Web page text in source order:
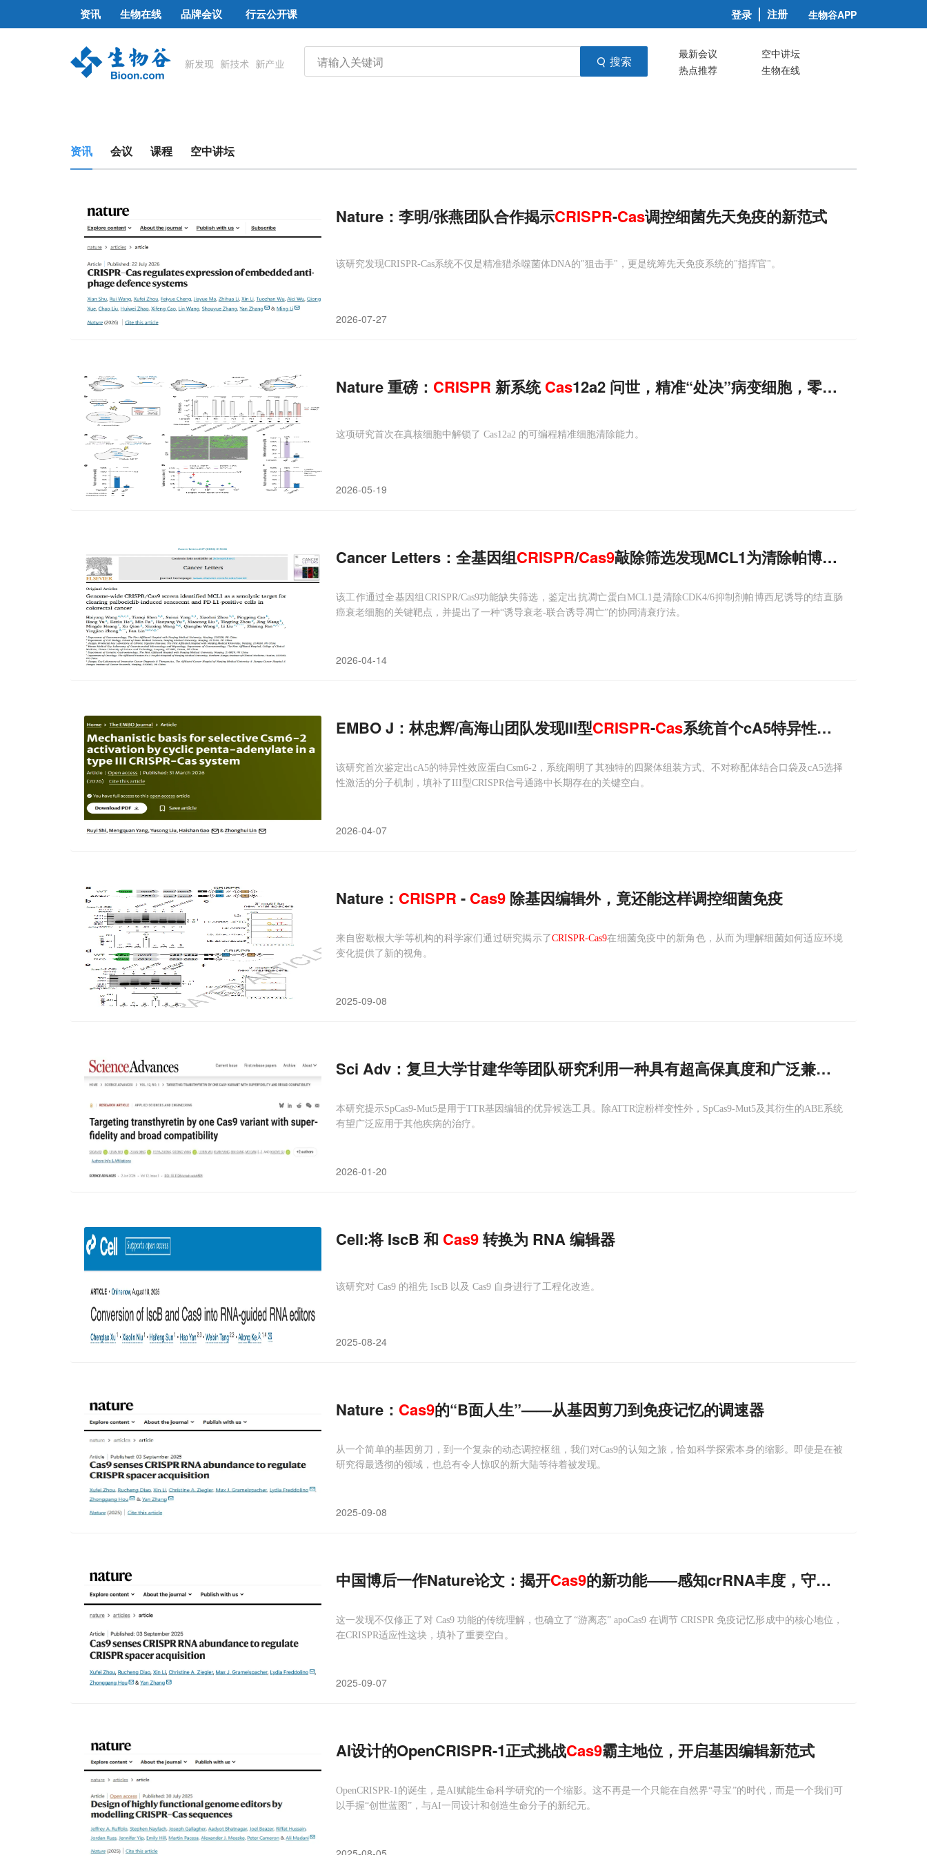
资讯 生物在线 品牌会议 行云公开课 登录 注册 生物谷APP
搜索 最新会议
空中讲坛
热点推荐
生物在线
资讯 会议 课程 空中讲坛
Nature：李明/张燕团队合作揭示CRISPR-Cas调控细菌先天免疫的新范式
该研究发现CRISPR-Cas系统不仅是精准猎杀噬菌体DNA的"狙击手"，更是统筹先天免疫系统的"指挥官"。
2026-07-27
Nature 重磅： CRISPR 新系统Cas12a2 问世，精准“处决”病变细胞，零误伤健康细胞
这项研究首次在真核细胞中解锁了 Cas12a2 的可编程精准细胞清除能力。
2026-05-19
Cancer Letters：全基因组CRISPR/Cas9敲除筛选发现MCL1为清除帕博西尼诱导的细
该工作通过全基因组CRISPR/Cas9功能缺失筛选，鉴定出抗凋亡蛋白MCL1是清除CDK4/6抑制剂帕博西尼诱导的结直肠
癌衰老细胞的关键靶点，并提出了一种“诱导衰老-联合诱导凋亡”的协同清衰疗法。
2026-04-14
EMBO J：林忠辉/高海山团队发现III型CRISPR-Cas系统首个cA5特异性效应蛋白
该研究首次鉴定出cA5的特异性效应蛋白Csm6-2，系统阐明了其独特的四聚体组装方式、不对称配体结合口袋及cA5选择
性激活的分子机制，填补了III型CRISPR信号通路中长期存在的关键空白。
2026-04-07
Nature： CRISPR - Cas9 除基因编辑外，竟还能这样调控细菌免疫
来自密歇根大学等机构的科学家们通过研究揭示了CRISPR-Cas9在细菌免疫中的新角色，从而为理解细菌如何适应环境
变化提供了新的视角。
2025-09-08
Sci Adv：复旦大学甘建华等团队研究利用一种具有超高保真度和广泛兼容性的
本研究提示SpCas9-Mut5是用于TTR基因编辑的优异候选工具。除ATTR淀粉样变性外，SpCas9-Mut5及其衍生的ABE系统
有望广泛应用于其他疾病的治疗。
2026-01-20
Cell:将 IscB 和 Cas9转换为 RNA 编辑器
该研究对 Cas9 的祖先 IscB 以及 Cas9 自身进行了工程化改造。
2025-08-24
Nature： Cas9的“B面人生”——从基因剪刀到免疫记忆的调速器
从一个简单的基因剪刀，到一个复杂的动态调控枢纽，我们对Cas9的认知之旅，恰如科学探索本身的缩影。即使是在被
研究得最透彻的领域，也总有令人惊叹的新大陆等待着被发现。
2025-09-08
中国博后一作Nature论文：揭开Cas9的新功能——感知crRNA丰度，守护免疫基因深度
这一发现不仅修正了对 Cas9 功能的传统理解，也确立了“游离态” apoCas9 在调节 CRISPR 免疫记忆形成中的核心地位，
在CRISPR适应性这块，填补了重要空白。
2025-09-07
AI设计的OpenCRISPR-1正式挑战Cas9霸主地位，开启基因编辑新范式
OpenCRISPR-1的诞生，是AI赋能生命科学研究的一个缩影。这不再是一个只能在自然界“寻宝”的时代，而是一个我们可
以手握“创世蓝图”，与AI一同设计和创造生命分子的新纪元。